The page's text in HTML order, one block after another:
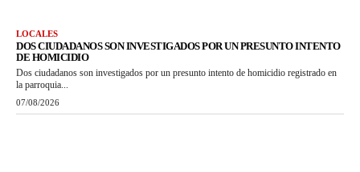
LOCALES
DOS CIUDADANOS SON INVESTIGADOS POR UN PRESUNTO INTENTO
DE HOMICIDIO
Dos ciudadanos son investigados por un presunto intento de homicidio registrado en
la parroquia...
07/08/2026